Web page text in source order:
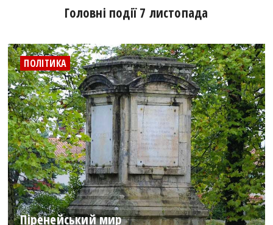
Головні події 7 листопада
ПОЛІТИКА
Піренейський мир